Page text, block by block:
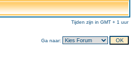
Tijden zijn in GMT + 1 uur
Ga naar: